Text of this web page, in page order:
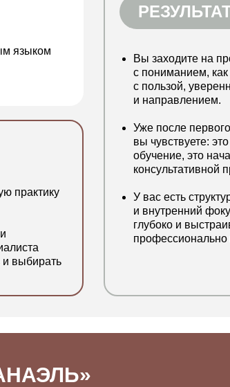
Вы заходите на
с пониманием,
с пользой,
и направлением.
Уже после
вы чувствуете:
обучение, это
консультативной
У вас есть
и внутренний
глубоко и
профессионально
практику
и выбирать
языком